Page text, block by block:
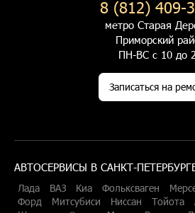
8 (812) 409-
метро Старая
Приморский
ПН-ВС с 10 до
Записаться на
АВТОСЕРВИСЫ В САНКТ-
Лада ВАЗ Киа Фольксваген
Форд
Митсубиси Ниссан Тойота